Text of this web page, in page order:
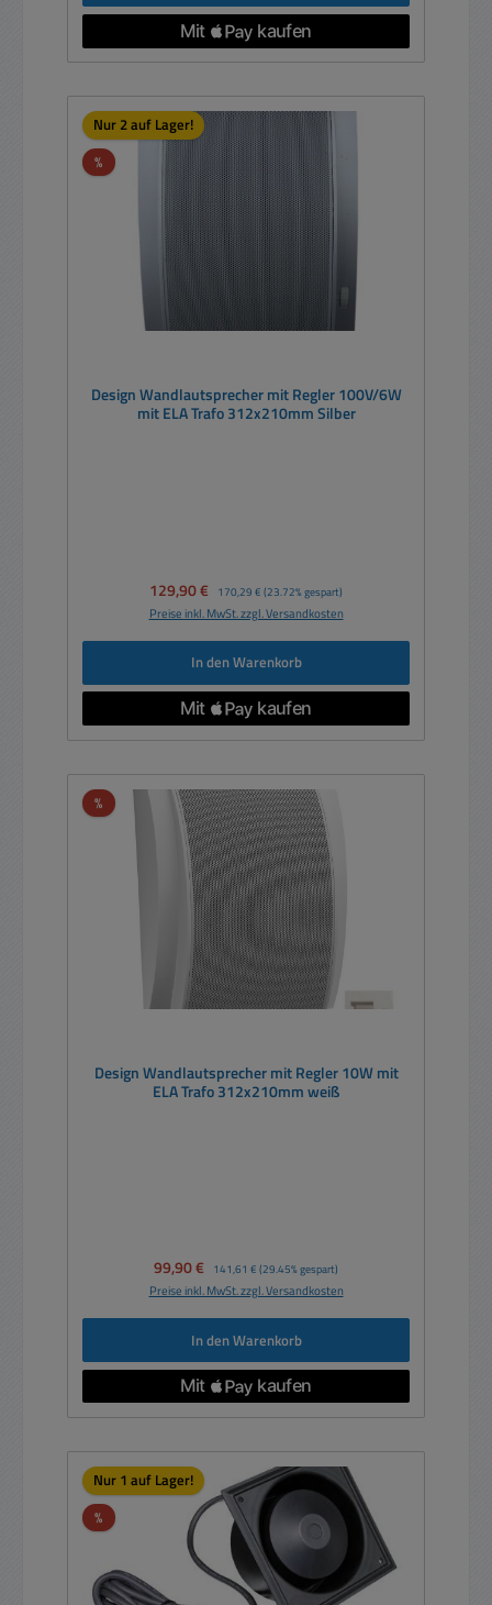
Nur 2 auf Lager!
%Rabatt
Design Wandlautsprecher mit Regler 100V/6W
mit ELA Trafo 312x210mm Silber
Verkaufspreis:
129,90 € Regulärer Preis:
170,29 € (23.72% gespart)
Preise inkl. MwSt. zzgl. Versandkosten
In den Warenkorb
%Rabatt
Design Wandlautsprecher mit Regler 10W mit
ELA Trafo 312x210mm weiß
Verkaufspreis:
99,90 € Regulärer Preis:
141,61 € (29.45% gespart)
Preise inkl. MwSt. zzgl. Versandkosten
In den Warenkorb
Nur 1 auf Lager!
%Rabatt